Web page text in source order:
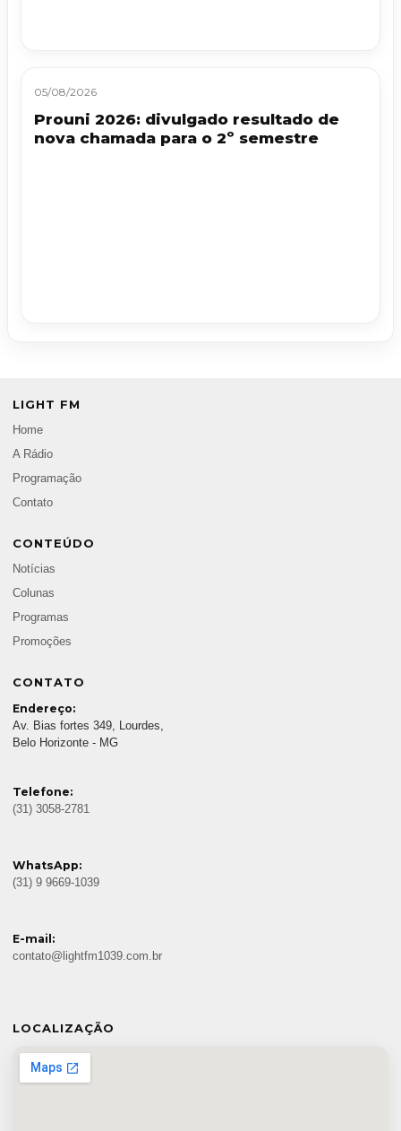
05/08/2026
Prouni 2026: divulgado resultado de
nova chamada para o 2º semestre
LIGHT FM
Home
A Rádio
Programação
Contato
CONTEÚDO
Notícias
Colunas
Programas
Promoções
CONTATO
Endereço:
Av. Bias fortes 349, Lourdes,
Belo Horizonte - MG
Telefone:
(31) 3058-2781
WhatsApp:
(31) 9 9669-1039
E-mail:
contato@lightfm1039.com.br
LOCALIZAÇÃO